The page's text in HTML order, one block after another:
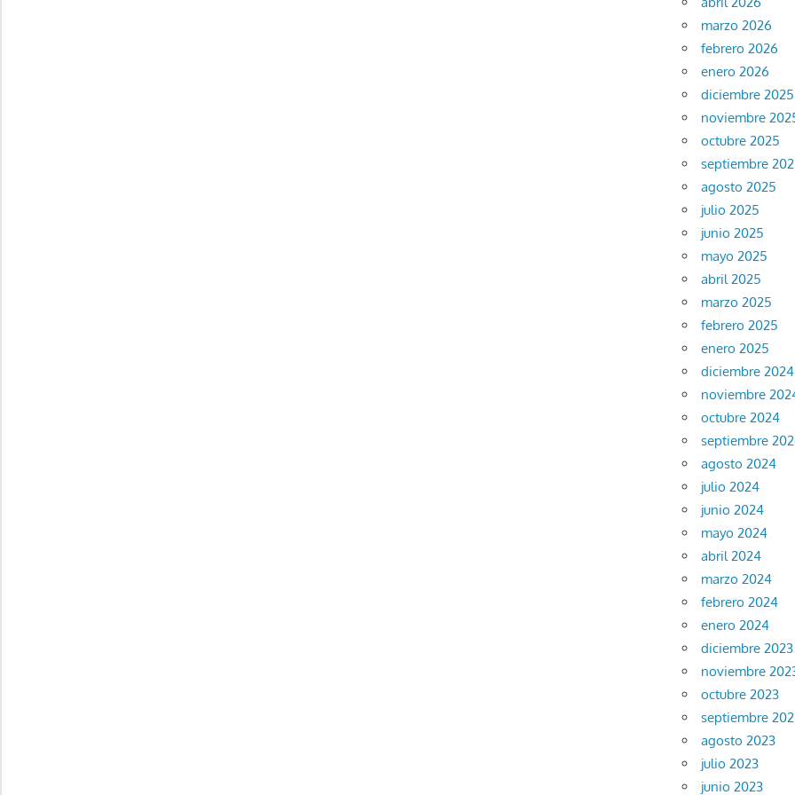
marzo 2026
febrero 2026
enero 2026
diciembre 2025
noviembre
octubre 2025
septiembre
agosto 2025
julio 2025
junio 2025
mayo 2025
abril 2025
marzo 2025
febrero 2025
enero 2025
diciembre 2024
noviembre
octubre 2024
septiembre
agosto 2024
julio 2024
junio 2024
mayo 2024
abril 2024
marzo 2024
febrero 2024
enero 2024
diciembre 2023
noviembre
octubre 2023
septiembre
agosto 2023
julio 2023
junio 2023